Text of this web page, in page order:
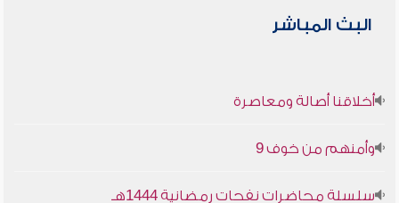
البث المباشر
أخلاقنا أصالة ومعاصرة
وأمنهم من خوف 9
سلسلة محاضرات نفحات رمضانية 1444هـ